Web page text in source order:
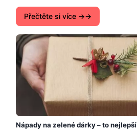
Přečtěte si více →
Nápady na zelené dárky – to nejlepší